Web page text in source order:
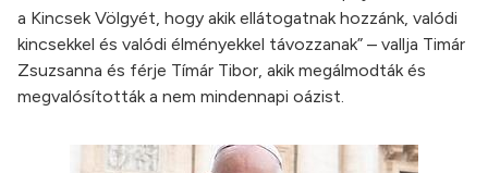
a Kincsek Völgyét, hogy akik ellátogatnak hozzánk, valódi
kincsekkel és valódi élményekkel távozzanak” – vallja Timár
Zsuzsanna és férje Tímár Tibor, akik megálmodták és
megvalósították a nem mindennapi oázist.